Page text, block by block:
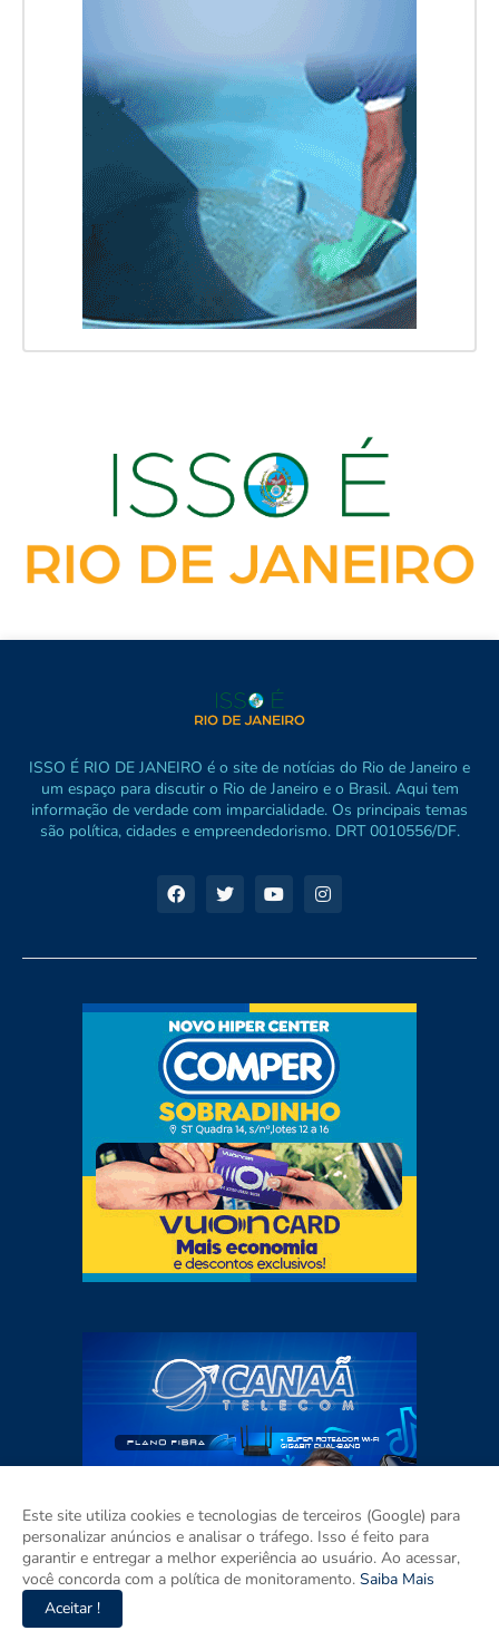
ISSO É RIO DE JANEIRO é o site de notícias do Rio de Janeiro e
um espaço para discutir o Rio de Janeiro e o Brasil. Aqui tem
informação de verdade com imparcialidade. Os principais temas
são política, cidades e empreendedorismo. DRT 0010556/DF.
Este site utiliza cookies e tecnologias de terceiros (Google) para
personalizar anúncios e analisar o tráfego. Isso é feito para
garantir e entregar a melhor experiência ao usuário. Ao acessar,
você concorda com a política de monitoramento. Saiba Mais
Aceitar !